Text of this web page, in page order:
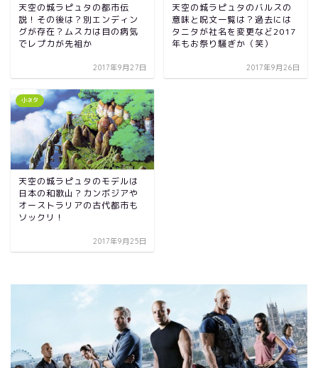
天空の城ラピュタの都市伝
説！その後は？別エンディン
グが存在？ムスカは目の病気
でレプカが先祖か
2017年9月27日
天空の城ラピュタのバルスの
意味と呪文一覧は？過去には
タニタが社名を変更など2017
年もお祭り騒ぎか（笑）
2017年9月26日
小ネタ
天空の城ラピュタのモデルは
日本の和歌山？カンボジアや
オーストラリアの古代都市も
ソックリ！
2017年9月25日